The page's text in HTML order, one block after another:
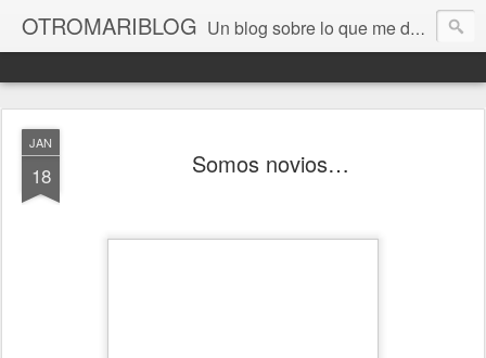
OTROMARIBLOG Un blog sobre lo que me da la gana, así en general, desde lo personal a cuestiones LGTB, vamos, mis mariconadas y esas cosas del Orgullo, la reivindicación y, en general, de reclamar las cosas que son justas y que cada cual haga lo que le venga en gana siempre que no moleste al vecino; cosas que ver, visitar... algún viaje... de todo un poco. Ah, y aquí a las chivatas no las queremos ver ni en pintura.
JAN
18 Somos novios…